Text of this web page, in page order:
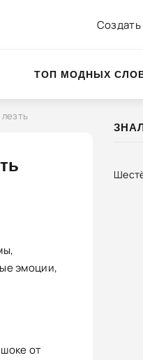
Создать
ТОП МОДНЫХ СЛОВ
эмоции,
от